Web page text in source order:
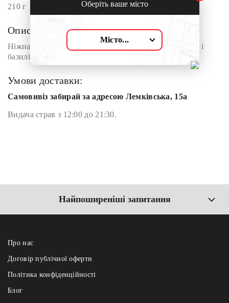
210 г
Опис:
Ніжна буратта з томатами чері, ароматним часником і
базиліком. Доповнюємо тим’яном та фісташкою.
Умови доставки:
Самовивіз забирай за адресою Лемківська, 15а
Видача страв з 12:00 до 21:30.
Найпоширеніші запитання
Про нас
Договір публічної оферти
Політика конфіденційності
Блог
Оберіть ваше місто
Місто...